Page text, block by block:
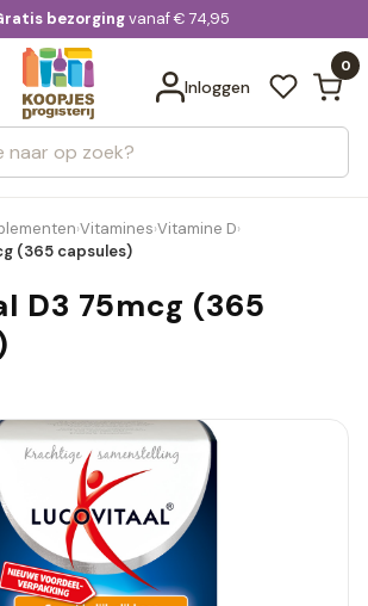
voor 20:00 uur besteld
bezorgingvanaf € 74,95
Inloggen
0
Bekijk alle resultaten
›Vitamines›Vitamine D›
(365 capsules)
D3 75mcg (365